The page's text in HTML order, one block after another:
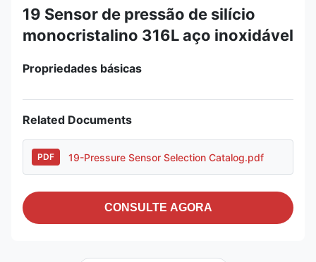
19 Sensor de pressão de silício
monocristalino 316L aço inoxidável
Propriedades básicas
Related Documents
PDF 19-Pressure Sensor Selection Catalog.pdf
CONSULTE AGORA